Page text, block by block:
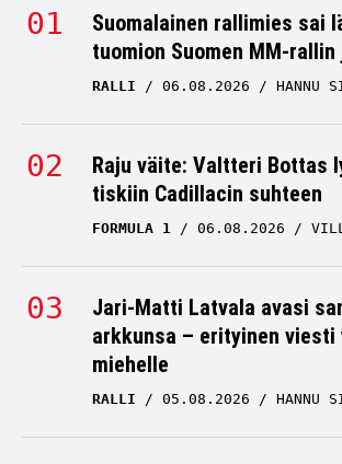
Suomalainen rallimies sai
tuomion Suomen MM-rallin
RALLI 06.08.2026 HANNU
Raju väite: Valtteri Bottas
tiskiin Cadillacin suhteen
FORMULA 1 06.08.2026
Jari-Matti Latvala avasi
arkkunsa – erityinen viesti
miehelle
RALLI 05.08.2026 HANNU